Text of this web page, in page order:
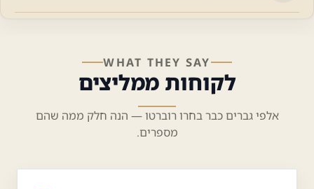
WHAT THEY SAY
לקוחות ממליצים
אלפי גברים כבר בחרו רוברטו — הנה חלק ממה שהם
מספרים.